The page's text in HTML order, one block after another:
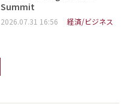
Summit
2026.07.31 16:56 経済/ビジネス